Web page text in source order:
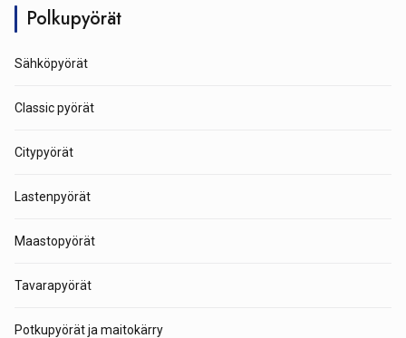
Polkupyörät
Sähköpyörät
Classic pyörät
Citypyörät
Lastenpyörät
Maastopyörät
Tavarapyörät
Potkupyörät ja maitokärry